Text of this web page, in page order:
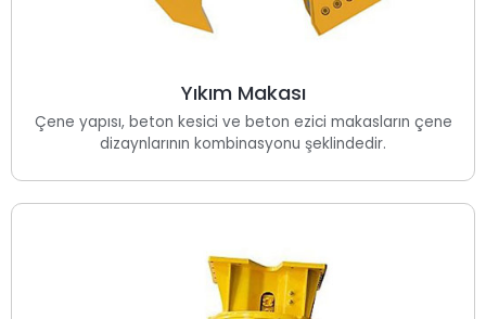
Yıkım Makası
Çene yapısı, beton kesici ve beton ezici makasların çene
dizaynlarının kombinasyonu şeklindedir.